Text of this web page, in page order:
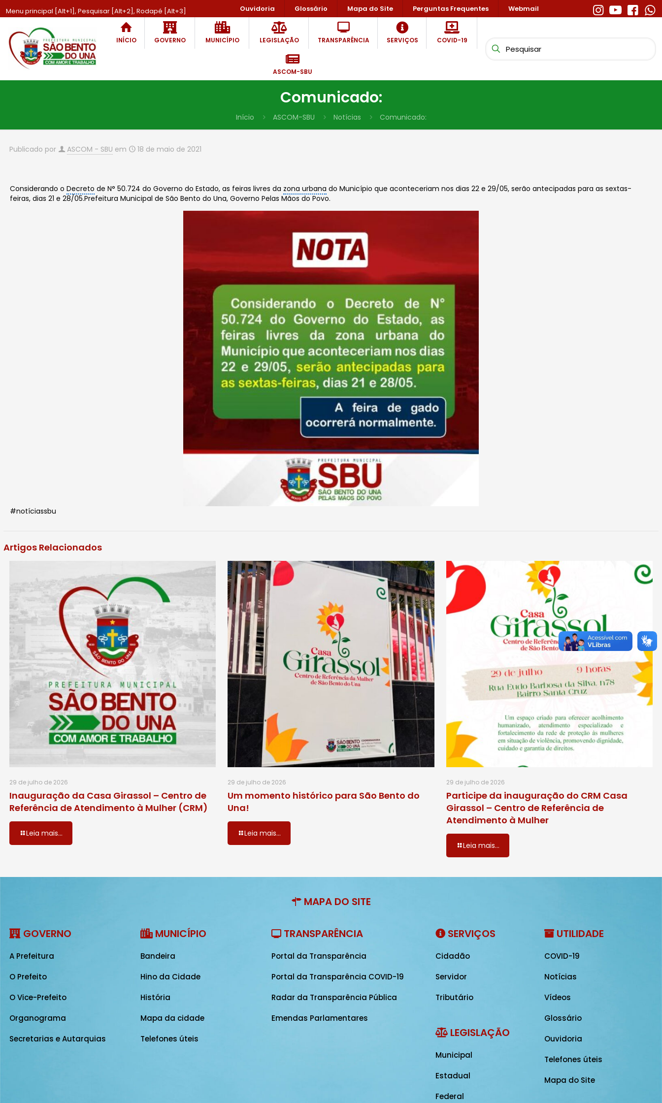
Menu principal [Alt+1], Pesquisar [Alt+2], Rodapé [Alt+3] Ouvidoria Glossário Mapa do Site Perguntas Frequentes Webmail
INÍCIO GOVERNO MUNICÍPIO LEGISLAÇÃO TRANSPARÊNCIA SERVIÇOS COVID-19
ASCOM-SBU
Comunicado:
Início ASCOM-SBU Notícias Comunicado:
Publicado por ASCOM - SBU em 18 de maio de 2021
Considerando oDecreto de N° 50.724 do Governo do Estado, as feiras livres da zona urbana do Município que aconteceriam nos dias 22 e 29/05, serão antecipadas para as sextas-
feiras, dias 21 e 28/05.Prefeitura Municipal de São Bento do Una, Governo Pelas Mãos do Povo.
#notíciassbu
Artigos Relacionados
29 de julho de 2026
Inauguração da Casa Girassol – Centro de
Referência de Atendimento à Mulher (CRM)
Leia mais...
29 de julho de 2026
Um momento histórico para São Bento do
Una!
Leia mais...
29 de julho de 2026
Participe da inauguração do CRM Casa
Girassol – Centro de Referência de
Atendimento à Mulher
Leia mais...
MAPA DO SITE
GOVERNO
A Prefeitura
O Prefeito
O Vice-Prefeito
Organograma
Secretarias e Autarquias
MUNICÍPIO
Bandeira
Hino da Cidade
História
Mapa da cidade
Telefones úteis
TRANSPARÊNCIA
Portal da Transparência
Portal da Transparência COVID-19
Radar da Transparência Pública
Emendas Parlamentares
SERVIÇOS
Cidadão
Servidor
Tributário
LEGISLAÇÃO
Municipal
Estadual
Federal
UTILIDADE
COVID-19
Notícias
Vídeos
Glossário
Ouvidoria
Telefones úteis
Mapa do Site